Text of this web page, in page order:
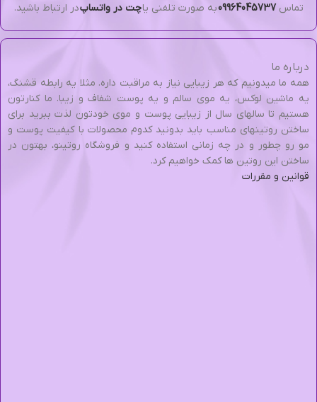
تماس09964045737به صورت تلفنی یاچت در واتساپدر ارتباط باشید.
درباره ما
همه ما میدونیم که هر زیبایی نیاز به مراقبت داره. مثلا یه رابطه قشنگ،
یه ماشین لوکس، یه موی سالم و یه پوست شفاف و زیبا. ما کنارتون
هستیم تا سالهای سال از زیبایی پوست و موی خودتون لذت ببرید برای
ساختن روتینهای مناسب باید بدونید کدوم محصولات با کیفیت پوست و
مو رو چطور و در چه زمانی استفاده کنید و فروشگاه روتینو، بهتون در
ساختن این روتین ها کمک خواهیم کرد.
قوانین و مقررات